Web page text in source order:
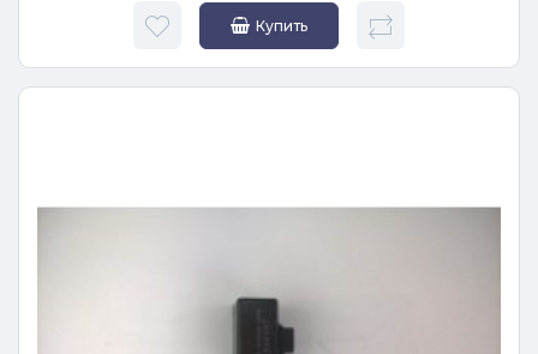
Купить